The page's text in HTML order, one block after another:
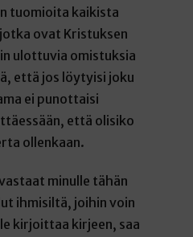
tuomioita kaikista
ovat Kristuksen
ulottuvia omistuksia
että jos löytyisi joku
ei punottaisi
että olisiko
ollenkaan.
minulle tähän
ihmisiltä, joihin voin
kirjoittaa kirjeen, saa